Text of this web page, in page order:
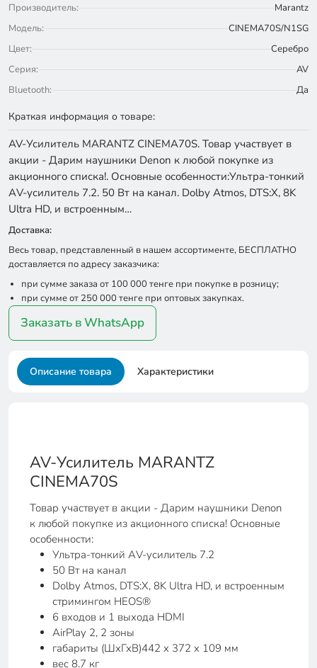
Производитель:
Marantz
Модель:
CINEMA70S/N1SG
Цвет:
Серебро
Серия:
AV
Bluetooth:
Да
Краткая информация о товаре:
AV-Усилитель MARANTZ CINEMA70S. Товар участвует в
акции - Дарим наушники Denon к любой покупке из
акционного списка!. Основные особенности:Ультра-тонкий
АV-усилитель 7.2. 50 Вт на канал. Dolby Atmos, DTS:X, 8K
Ultra HD, и встроенным…
Доставка:
Весь товар, представленный в нашем ассортименте, БЕСПЛАТНО
доставляется по адресу заказчика:
при сумме заказа от 100 000 тенге при покупке в розницу;
при сумме от 250 000 тенге при оптовых закупках.
Заказать в WhatsApp
Описание товара Характеристики
AV-Усилитель MARANTZ
CINEMA70S
Товар участвует в акции - Дарим наушники Denon
к любой покупке из акционного списка! Основные
особенности:
Ультра-тонкий АV-усилитель 7.2
50 Вт на канал
Dolby Atmos, DTS:X, 8K Ultra HD, и встроенным
стримингом HEOS®
6 входов и 1 выхода HDMI
AirPlay 2, 2 зоны
габариты (ШхГхВ)442 x 372 x 109 мм
вес 8.7 кг